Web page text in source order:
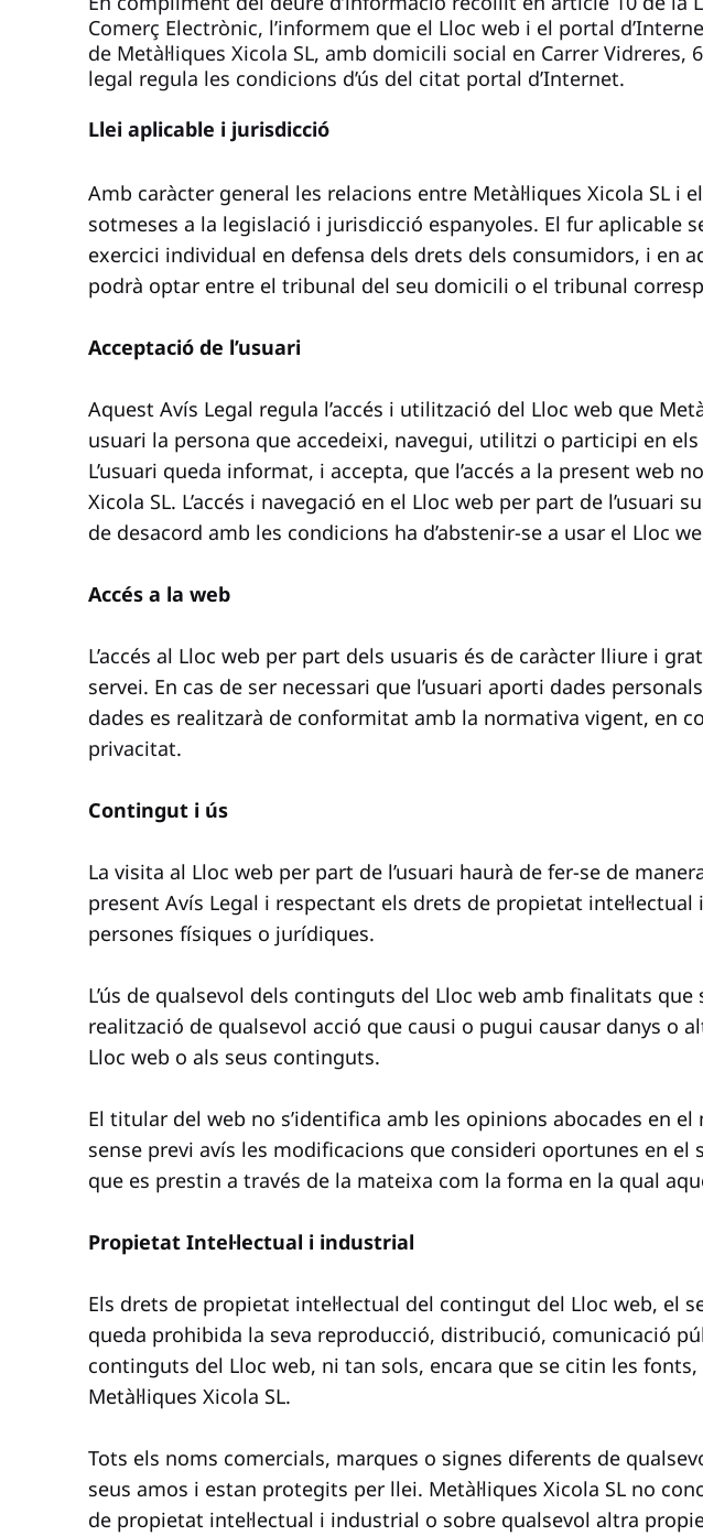
Comerç Electrònic, l’informem que el Lloc web i el portal
de Metàl·liques Xicola SL, amb domicili social en Carrer Vidreres,
legal regula les condicions d’ús del citat portal d’Internet.
Llei aplicable i jurisdicció
Amb caràcter general les relacions entre Metàl·liques Xicola SL
sotmeses a la legislació i jurisdicció espanyoles. El fur aplicable
exercici individual en defensa dels drets dels consumidors, i en
podrà optar entre el tribunal del seu domicili o el tribunal
Acceptació de l’usuari
Aquest Avís Legal regula l’accés i utilització del Lloc web que
usuari la persona que accedeixi, navegui, utilitzi o participi en
L’usuari queda informat, i accepta, que l’accés a la present web
Xicola SL. L’accés i navegació en el Lloc web per part de l’usuari
de desacord amb les condicions ha d’abstenir-se a usar el Lloc
Accés a la web
L’accés al Lloc web per part dels usuaris és de caràcter lliure i
servei. En cas de ser necessari que l’usuari aporti dades
dades es realitzarà de conformitat amb la normativa vigent, en
privacitat.
Contingut i ús
La visita al Lloc web per part de l’usuari haurà de fer-se de
present Avís Legal i respectant els drets de propietat
persones físiques o jurídiques.
L’ús de qualsevol dels continguts del Lloc web amb finalitats
realització de qualsevol acció que causi o pugui causar danys o
Lloc web o als seus continguts.
El titular del web no s’identifica amb les opinions abocades en el
sense previ avís les modificacions que consideri oportunes en
que es prestin a través de la mateixa com la forma en la qual
Propietat Intel·lectual i industrial
Els drets de propietat intel·lectual del contingut del Lloc web, el
queda prohibida la seva reproducció, distribució, comunicació
continguts del Lloc web, ni tan sols, encara que se citin les
Metàl·liques Xicola SL.
Tots els noms comercials, marques o signes diferents de
seus amos i estan protegits per llei. Metàl·liques Xicola SL no
de propietat intel·lectual i industrial o sobre qualsevol altra